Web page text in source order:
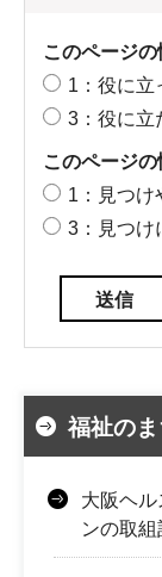
このページ
1：役に立
3：役に立
このページ
1：見つけ
3：見つけ
福祉の
大阪ヘ
ンの取組